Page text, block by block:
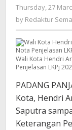
Thursday, 27
by Redaktur
Wali Kota Hendri
Penjelasan LKPj
PADANG
Kota, Hendri
Saputra
Keterangan